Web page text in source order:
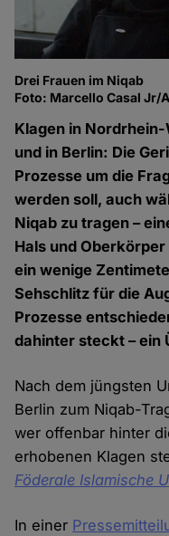
Drei Frauen im Niqab
Foto: Marcello Casal Jr/
Klagen in
und in Berlin: Die
Prozesse um die
werden soll, auch
Niqab zu tragen –
Hals und
ein wenige
Sehschlitz für die
Prozesse
dahinter steckt – ein
Nach dem jüngsten
Berlin zum Niqab-
wer offenbar hinter
erhobenen Klagen
Föderale Islamische
In einer